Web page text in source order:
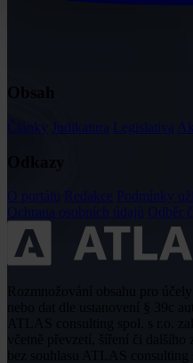
Články Judikatura Legislativa
O portálu Redakce Podmínky
Ochrana osobních údajů Odběr
včetně převzetí, šíření či